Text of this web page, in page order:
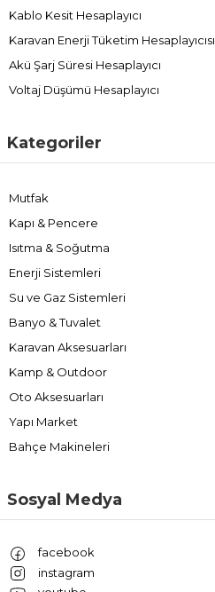
Kablo Kesit Hesaplayıcı
Karavan Enerji Tüketim Hesaplayıcısı
Akü Şarj Süresi Hesaplayıcı
Voltaj Düşümü Hesaplayıcı
Kategoriler
Mutfak
Kapı & Pencere
Isıtma & Soğutma
Enerji Sistemleri
Su ve Gaz Sistemleri
Banyo & Tuvalet
Karavan Aksesuarları
Kamp & Outdoor
Oto Aksesuarları
Yapı Market
Bahçe Makineleri
Sosyal Medya
facebook
instagram